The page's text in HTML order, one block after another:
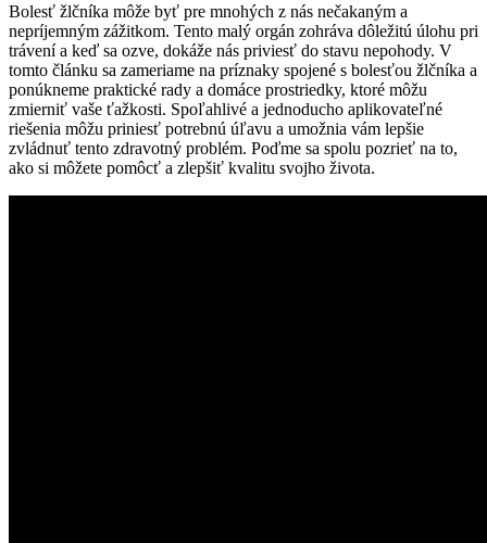
Bolesť žlčníka môže byť pre mnohých z nás nečakaným a
nepríjemným zážitkom. Tento malý orgán zohráva dôležitú úlohu pri
trávení a keď sa ozve, dokáže nás priviesť do stavu nepohody. V
tomto článku sa zameriame na príznaky spojené s bolesťou žlčníka a
ponúkneme praktické rady a domáce prostriedky, ktoré môžu
zmierniť vaše ťažkosti. Spoľahlivé a jednoducho aplikovateľné
riešenia môžu priniesť potrebnú úľavu a umožnia vám lepšie
zvládnuť tento zdravotný problém. Poďme sa spolu pozrieť na to,
ako si môžete pomôcť a zlepšiť kvalitu svojho života.